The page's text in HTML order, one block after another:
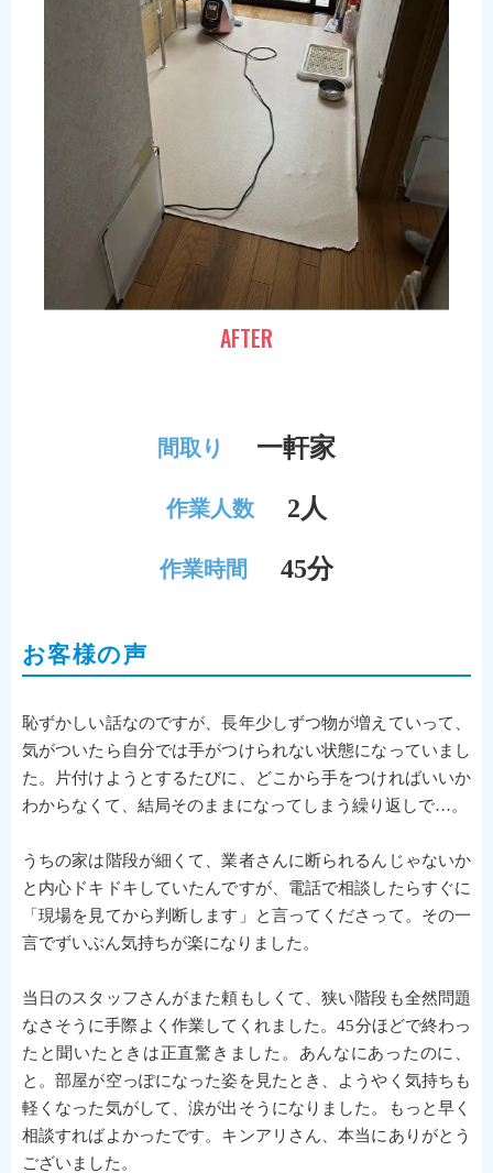
AFTER
間取り 一軒家
作業人数 2人
作業時間 45分
お客様の声
恥ずかしい話なのですが、長年少しずつ物が増えていって、
気がついたら自分では手がつけられない状態になっていまし
た。片付けようとするたびに、どこから手をつければいいか
わからなくて、結局そのままになってしまう繰り返しで…。
うちの家は階段が細くて、業者さんに断られるんじゃないか
と内心ドキドキしていたんですが、電話で相談したらすぐに
「現場を見てから判断します」と言ってくださって。その一
言でずいぶん気持ちが楽になりました。
当日のスタッフさんがまた頼もしくて、狭い階段も全然問題
なさそうに手際よく作業してくれました。45分ほどで終わっ
たと聞いたときは正直驚きました。あんなにあったのに、
と。部屋が空っぽになった姿を見たとき、ようやく気持ちも
軽くなった気がして、涙が出そうになりました。もっと早く
相談すればよかったです。キンアリさん、本当にありがとう
ございました。